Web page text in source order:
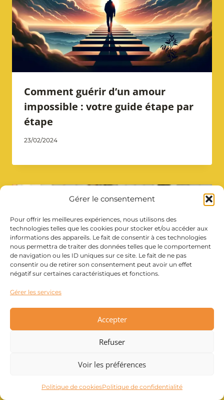
Gérer le consentement
Pour offrir les meilleures expériences, nous utilisons des
technologies telles que les cookies pour stocker et/ou accéder aux
informations des appareils. Le fait de consentir à ces technologies
nous permettra de traiter des données telles que le comportement
de navigation ou les ID uniques sur ce site. Le fait de ne pas
consentir ou de retirer son consentement peut avoir un effet
négatif sur certaines caractéristiques et fonctions.
Gérer les services
Accepter
Refuser
Voir les préférences
Politique de cookiesPolitique de confidentialité
Comment guérir d’un amour
impossible : votre guide étape par
étape
Par
23/02/2024
Sport et confiance en soi :
booste l’estime ?
02/07/2024